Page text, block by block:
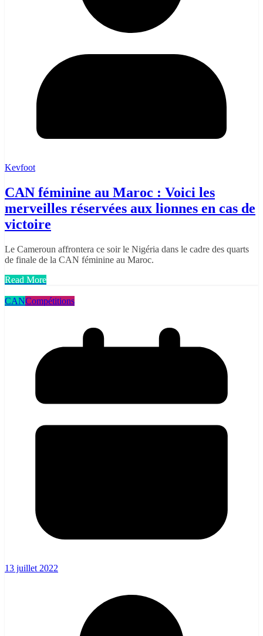
Kevfoot
CAN féminine au Maroc : Voici les
merveilles réservées aux lionnes en cas de
victoire
Le Cameroun affrontera ce soir le Nigéria dans le cadre des quarts
de finale de la CAN féminine au Maroc.
Read More
CANCompétitions
13 juillet 2022